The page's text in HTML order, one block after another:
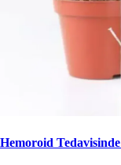
Hemoroid